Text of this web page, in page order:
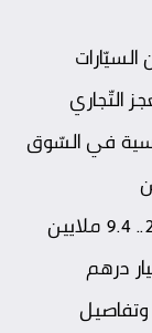
التّجاري
في السّوق
السّياحة المغربية تواصل النّمو في 2026.. 9.4 ملايين